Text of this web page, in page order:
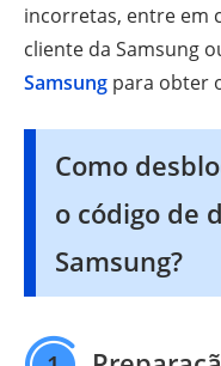
incorretas, entre em
cliente da Samsung
Samsung para obter
Como
o código de
Samsung?